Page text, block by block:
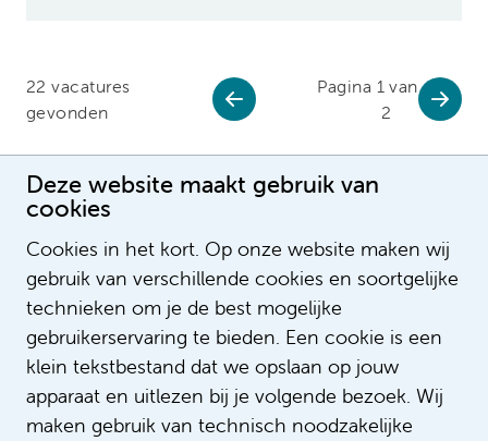
Deze website maakt gebruik van
cookies
Cookies in het kort. Op onze website maken wij
gebruik van verschillende cookies en soortgelijke
technieken om je de best mogelijke
gebruikerservaring te bieden. Een cookie is een
klein tekstbestand dat we opslaan op jouw
apparaat en uitlezen bij je volgende bezoek. Wij
maken gebruik van technisch noodzakelijke
22 vacatures
gevonden
Pagina 1 van
2